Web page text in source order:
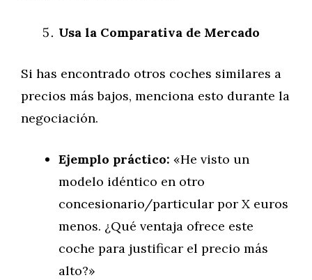
Usa la Comparativa de Mercado
Si has encontrado otros coches similares a
precios más bajos, menciona esto durante la
negociación.
Ejemplo práctico: «He visto un
modelo idéntico en otro
concesionario/particular por X euros
menos. ¿Qué ventaja ofrece este
coche para justificar el precio más
alto?»